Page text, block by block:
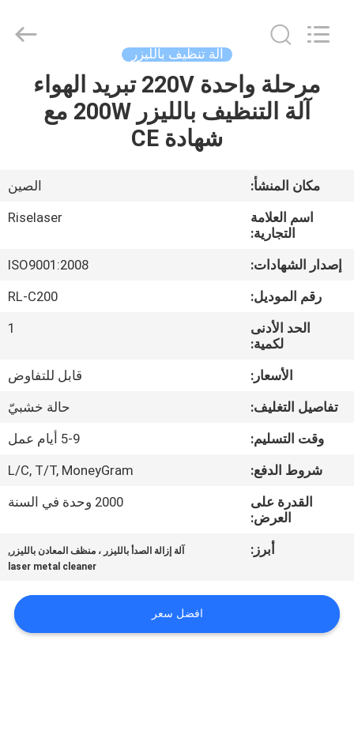
مسكن
عرض
الواقع
الافتراضي
معلومات
في
المعمل
مراقبة
الجودة
اطلب
Technology
آلة تنظيف بالليزر
مرحلة واحدة 220V تبريد الهواء
آلة التنظيف بالليزر 200W مع
شهادة CE
مكان المنشأ:
الصين
اسم العلامة
التجارية:
Riselaser
إصدار الشهادات:
ISO9001:2008
رقم الموديل:
RL-C200
الحد الأدنى
لكمية:
1
الأسعار:
قابل للتفاوض
تفاصيل التغليف:
حالة خشبيّ
وقت التسليم:
5-9 أيام عمل
شروط الدفع:
L/C, T/T, MoneyGram
القدرة على
العرض:
2000 وحدة في السنة
أبرز: آلة إزالة الصدأ بالليزر ، منظف المعادن بالليزر ,
laser metal cleaner
افضل سعر